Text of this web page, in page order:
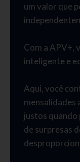
um valor que
Com a APV+,
inteligente e
Aqui, você
mensalidades
justos quando
de surpresas